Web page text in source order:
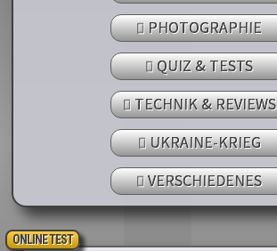
PHOTOGRAPHIE
QUIZ & TESTS
TECHNIK & REVIEWS
UKRAINE-KRIEG
VERSCHIEDENES
ONLINE TEST